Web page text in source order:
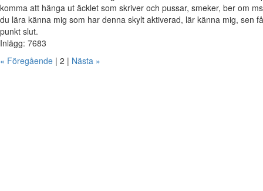
komma att hänga ut äcklet som skriver och pussar, smeker, ber om
du lära känna mig som har denna skylt aktiverad, lär känna mig,
punkt slut.
Inlägg: 7683
« Föregående | 2 | Nästa »